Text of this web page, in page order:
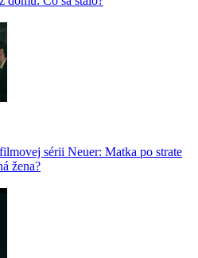
sérii Neuer: Matka po strate
žena?